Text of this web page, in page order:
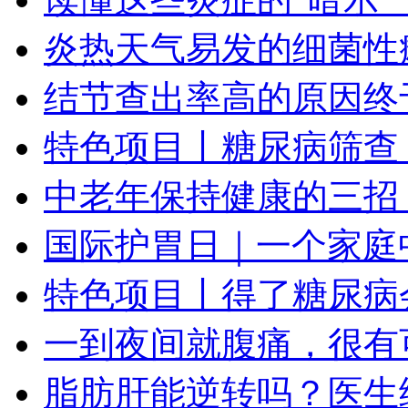
炎热天气易发的细菌
结节查出率高的原因
特色项目丨糖尿病筛
中老年保持健康的三
国际护胃日｜一个家
特色项目丨得了糖尿
一到夜间就腹痛，很
脂肪肝能逆转吗？医